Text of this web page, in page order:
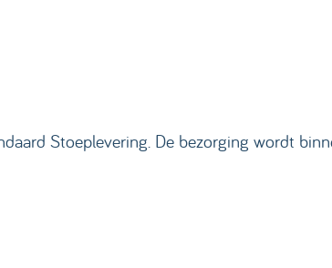
Stoeplevering. De bezorging wordt